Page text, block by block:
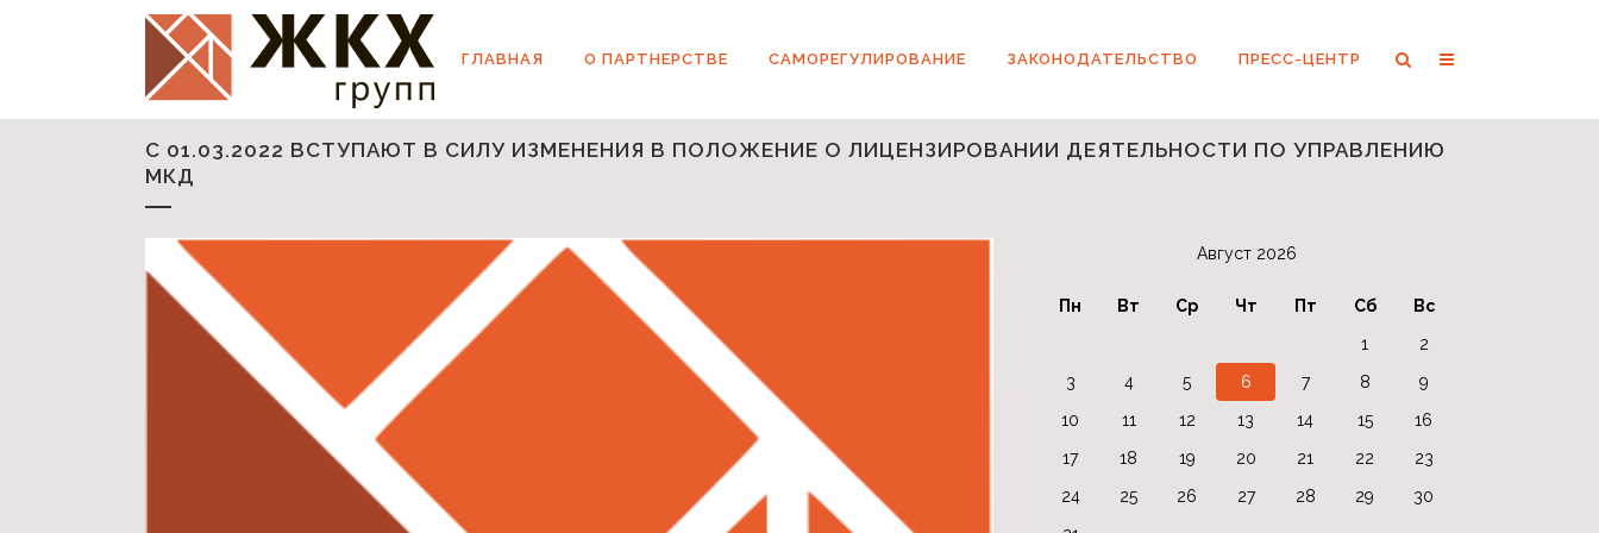
ГЛАВНАЯ О ПАРТНЕРСТВЕ САМОРЕГУЛИРОВАНИЕ ЗАКОНОДАТЕЛЬСТВО ПРЕСС-ЦЕНТР
C 01.03.2022 ВСТУПАЮТ В СИЛУ ИЗМЕНЕНИЯ В ПОЛОЖЕНИЕ О ЛИЦЕНЗИРОВАНИИ ДЕЯТЕЛЬНОСТИ ПО УПРАВЛЕНИЮ
МКД
Август 2026
Пн Вт Ср Чт Пт Сб
Вс
1
2
3
4 5 6 7 8
9
10
11 12 13 14 15
16
17
18 19 20 21 22
23
24
25 26 27 28 29
30